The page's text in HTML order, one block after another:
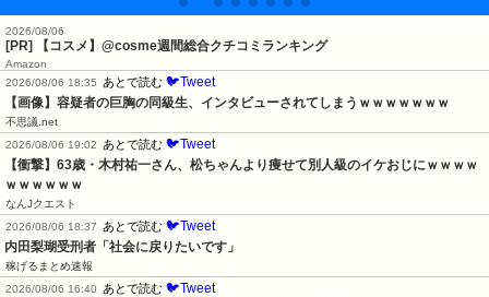
2026/08/06
[PR] 【コスメ】@cosme週間総合クチコミランキング
Amazon
2026/08/06 18:35
あとで読む 🐦Tweet
【画像】容疑者の巨胸の同級生、インタビューされてしまうｗｗｗｗｗｗｗ
不思議.net
2026/08/06 19:02
あとで読む 🐦Tweet
【衝撃】63歳・木村祐一さん、松ちゃんより痩せて別人級のイケおじにｗｗｗｗ
ｗｗｗｗｗｗ
なんJクエスト
2026/08/06 18:37
あとで読む 🐦Tweet
内田梨瑚受刑者「社会に戻りたいです」
稼げるまとめ速報
2026/08/06 16:40
あとで読む 🐦Tweet